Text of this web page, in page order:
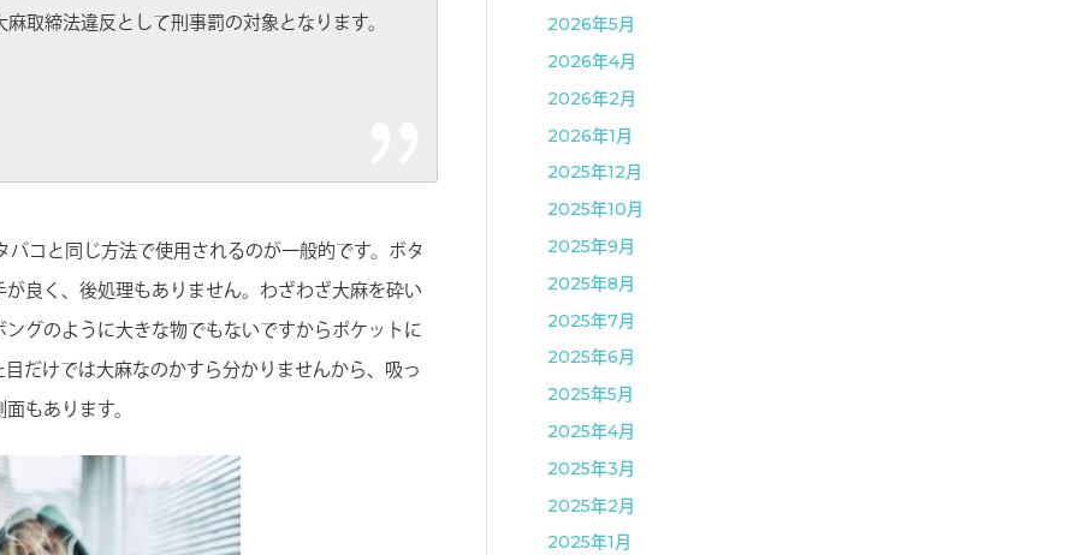
取締法違反として刑事罰の対象となります。
コと同じ方法で使用されるのが一般的です。ボタ
良く、後処理もありません。わざわざ大麻を砕い
グのように大きな物でもないですからポケットに
だけでは大麻なのかすら分かりませんから、吸っ
もあります。
2026年5月
2026年4月
2026年2月
2026年1月
2025年12月
2025年10月
2025年9月
2025年8月
2025年7月
2025年6月
2025年5月
2025年4月
2025年3月
2025年2月
2025年1月